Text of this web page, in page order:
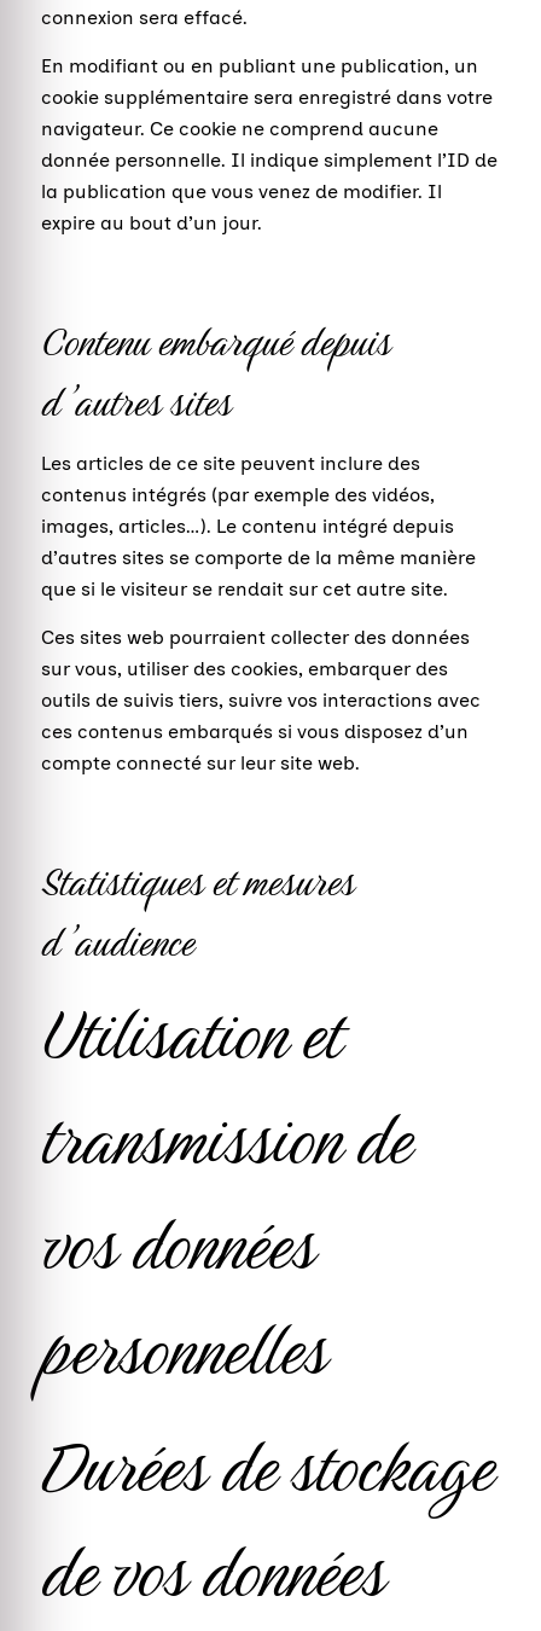
connexion sera effacé.
En modifiant ou en publiant une publication, un
cookie supplémentaire sera enregistré dans votre
navigateur. Ce cookie ne comprend aucune
donnée personnelle. Il indique simplement l’ID de
la publication que vous venez de modifier. Il
expire au bout d’un jour.
Contenu embarqué depuis
d’autres sites
Les articles de ce site peuvent inclure des
contenus intégrés (par exemple des vidéos,
images, articles…). Le contenu intégré depuis
d’autres sites se comporte de la même manière
que si le visiteur se rendait sur cet autre site.
Ces sites web pourraient collecter des données
sur vous, utiliser des cookies, embarquer des
outils de suivis tiers, suivre vos interactions avec
ces contenus embarqués si vous disposez d’un
compte connecté sur leur site web.
Statistiques et mesures
d’audience
Utilisation et
transmission de
vos données
personnelles
Durées de stockage
de vos données